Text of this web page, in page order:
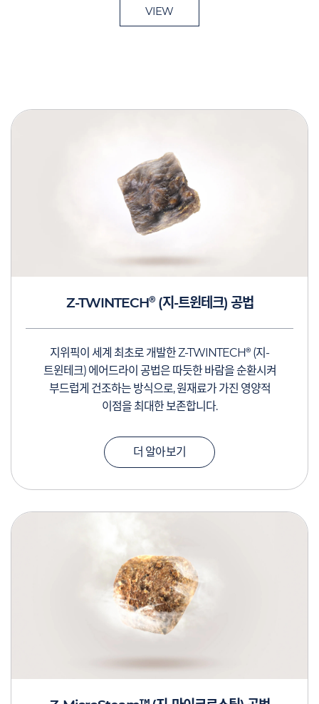
VIEW
Z-TWINTECH®(지-트윈테크) 공법
지위픽이 세계 최초로 개발한 Z-TWINTECH® (지-
트윈테크) 에어드라이 공법은 따듯한 바람을 순환시켜
부드럽게 건조하는 방식으로, 원재료가 가진 영양적
이점을 최대한 보존합니다.
더 알아보기